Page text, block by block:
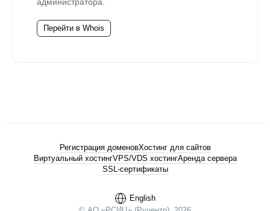
Перейти в Whois
English
Регистрация доменовХостинг для сайтов
Виртуальный хостингVPS/VDS хостингАренда сервера
SSL-сертификаты